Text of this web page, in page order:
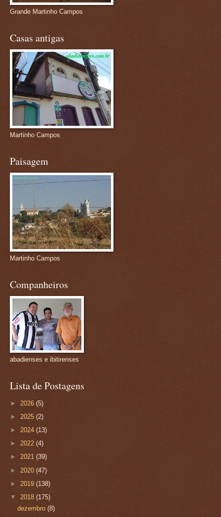
Grande Martinho Campos
Casas antigas
Martinho Campos
Paisagem
Martinho Campos
Companheiros
abadienses e ibitirenses
Lista de Postagens
► 2026 (5)
► 2025 (2)
► 2024 (13)
► 2022 (4)
► 2021 (39)
► 2020 (47)
► 2019 (138)
▼ 2018 (175)
dezembro(8)